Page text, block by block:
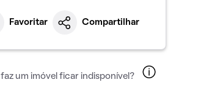
Favoritar Compartilhar
um imóvel ficar indisponível?